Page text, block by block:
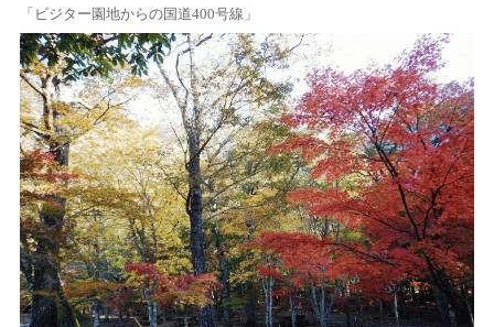
「ビジター園地からの国道400号線」